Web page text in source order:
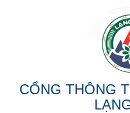
CỔNG THÔNG